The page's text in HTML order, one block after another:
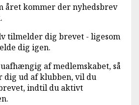
året kommer der nyhedsbrev
tilmelder dig brevet - ligesom
dig igen.
af medlemskabet, så
dig ud af klubben, vil du
indtil du aktivt